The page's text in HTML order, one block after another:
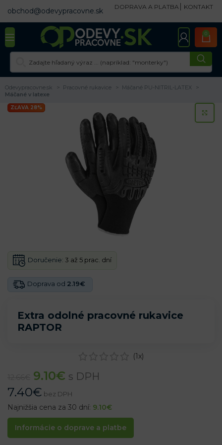
obchod@odevypracovne.sk DOPRAVA A PLATBA KONTAKT
0
Odevypracovne.sk Pracovné rukavice
Máčané PU-NITRIL-LATEX
Máčané v latexe
ZĽAVA 28%
Extra odolné pracovné rukavice
RAPTOR
Doprava od 2.19€
Doručenie: 3 až 5 prac. dní
(1x)
9.10€ s DPH
7.40€ bez DPH
Najnižšia cena za 30 dní: 9.10€
Informácie o doprave a platbe